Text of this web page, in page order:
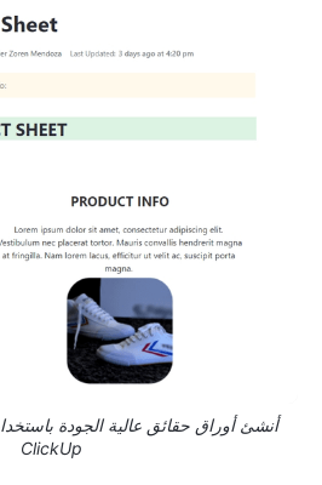
أنشئ أوراق حقائق عالية الجودة
ClickUp